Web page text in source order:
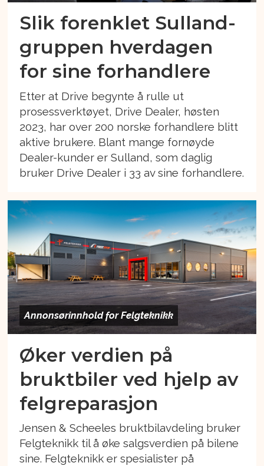
Slik forenklet Sulland-
gruppen hverdagen
for sine forhandlere
Etter at Drive begynte å rulle ut
prosessverktøyet, Drive Dealer, høsten
2023, har over 200 norske forhandlere blitt
aktive brukere. Blant mange fornøyde
Dealer-kunder er Sulland, som daglig
bruker Drive Dealer i 33 av sine forhandlere.
Annonsørinnhold for Felgteknikk
Øker verdien på
bruktbiler ved hjelp av
felgreparasjon
Jensen & Scheeles bruktbilavdeling bruker
Felgteknikk til å øke salgsverdien på bilene
sine. Felgteknikk er spesialister på